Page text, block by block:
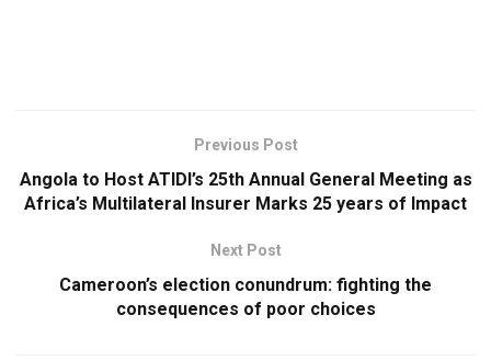
Previous Post
Angola to Host ATIDI’s 25th Annual General Meeting as
Africa’s Multilateral Insurer Marks 25 years of Impact
Next Post
Cameroon’s election conundrum: fighting the
consequences of poor choices